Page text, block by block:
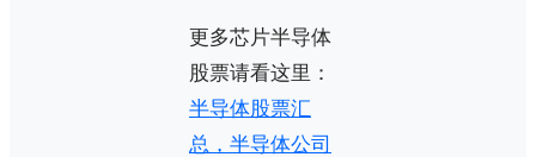
更多芯片半导体
股票请看这里：
半导体股票汇
总，半导体公司